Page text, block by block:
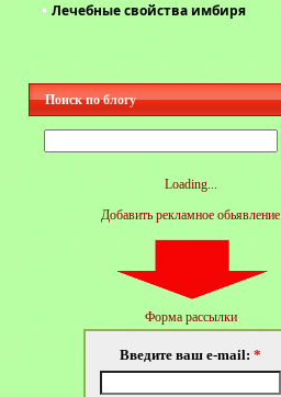
Лечебные свойства имбиря
Поиск по блогу
Loading...
Добавить рекламное обьявление
Форма рассылки
Введите ваш e-mail: *